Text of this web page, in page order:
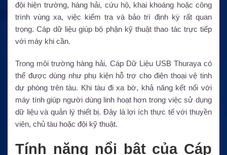
đội hiện trường, hàng hải, cứu hộ, khai khoáng hoặc công
trình vùng xa, việc kiểm tra và bảo trì định kỳ rất quan
trọng. Cáp dữ liệu giúp bộ phận kỹ thuật thao tác trực tiếp
với máy khi cần.
Trong môi trường hàng hải, Cáp Dữ Liệu USB Thuraya có
thể được dùng như phụ kiện hỗ trợ cho điện thoại vệ tinh
dự phòng trên tàu. Khi tàu đi xa bờ, khả năng kết nối với
máy tính giúp người dùng linh hoạt hơn trong việc sử dụng
dữ liệu và quản lý thiết bị. Đây là lợi ích thực tế với thuyền
viên, chủ tàu hoặc đội kỹ thuật.
Tính năng nổi bật của Cáp